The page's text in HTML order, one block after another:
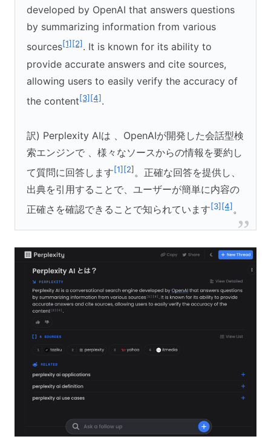
developed by OpenAI that answers questions
by summarizing information from various
sources[1] [2]. It is known for its ability to
provide accurate answers and cite sources,
allowing users to easily verify the accuracy of
the content[3] [4].
訳) Perplexity AIは 、OpenAIが開発した会話型検
索エンジンで 、様々なソースからの情報を要約し
て質問に回答します[1][2] 。正確な回答を提供し、
出典を引用することで、ユーザーが簡単に内容の
正確さを確認できることで知られています[3] [4]。